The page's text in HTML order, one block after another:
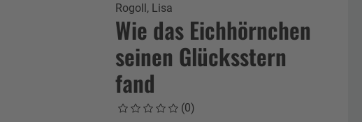
Rogoll, Lisa
Wie das Eichhörnchen
seinen Glücksstern
fand
(0)